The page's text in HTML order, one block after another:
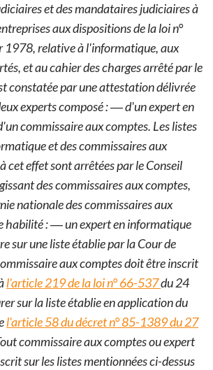
et des mandataires judiciaires à
aux dispositions de la loi n°
1978, relative à l'informatique, aux
et au cahier des charges arrêté par le
constatée par une attestation délivrée
experts composé :― d'un expert en
commissaire aux comptes. Les listes
et des commissaires aux
cet effet sont arrêtées par le Conseil
des commissaires aux comptes,
nationale des commissaires aux
habilité :― un expert en informatique
sur une liste établie par la Cour de
aux comptes doit être inscrit
l'article 219 de la loi n° 66-537du 24
sur la liste établie en application du
l'article 58 du décret n° 85-1389 du 27
commissaire aux comptes ou expert
sur les listes mentionnées ci-dessus